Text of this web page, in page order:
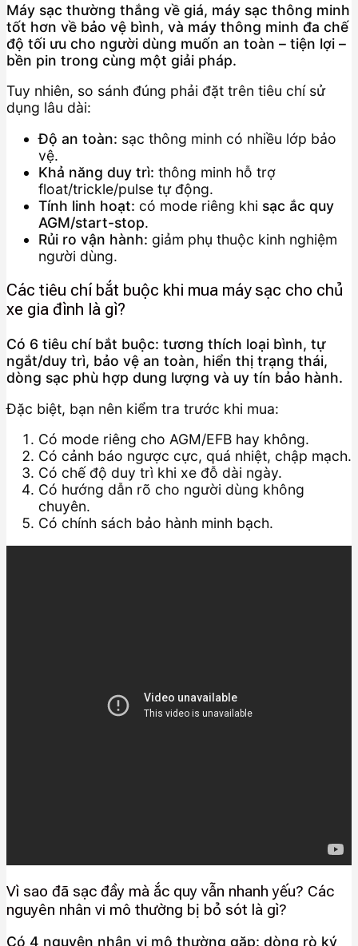
Máy sạc thường thắng về giá, máy sạc thông minh
tốt hơn về bảo vệ bình, và máy thông minh đa chế
độ tối ưu cho người dùng muốn an toàn – tiện lợi –
bền pin trong cùng một giải pháp.
Tuy nhiên, so sánh đúng phải đặt trên tiêu chí sử
dụng lâu dài:
Độ an toàn: sạc thông minh có nhiều lớp bảo
vệ.
Khả năng duy trì: thông minh hỗ trợ
float/trickle/pulse tự động.
Tính linh hoạt: có mode riêng khi sạc ắc quy
AGM/start-stop.
Rủi ro vận hành: giảm phụ thuộc kinh nghiệm
người dùng.
Các tiêu chí bắt buộc khi mua máy sạc cho chủ
xe gia đình là gì?
Có 6 tiêu chí bắt buộc: tương thích loại bình, tự
ngắt/duy trì, bảo vệ an toàn, hiển thị trạng thái,
dòng sạc phù hợp dung lượng và uy tín bảo hành.
Đặc biệt, bạn nên kiểm tra trước khi mua:
Có mode riêng cho AGM/EFB hay không.
Có cảnh báo ngược cực, quá nhiệt, chập mạch.
Có chế độ duy trì khi xe đỗ dài ngày.
Có hướng dẫn rõ cho người dùng không
chuyên.
Có chính sách bảo hành minh bạch.
Vì sao đã sạc đầy mà ắc quy vẫn nhanh yếu? Các
nguyên nhân vi mô thường bị bỏ sót là gì?
Có 4 nguyên nhân vi mô thường gặp: dòng rò ký